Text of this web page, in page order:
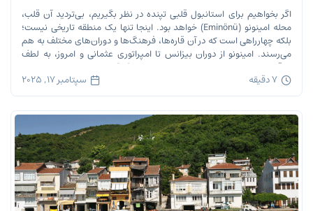
اگر بخواهیم برای استانبول قلبی تپنده در نظر بگیریم، بی‌تردید آن قلب،
محله امینونو (Eminönü) خواهد بود. اینجا تنها یک منطقه تاریخی نیست؛
بلکه چهارراهی است که در آن قاره‌ها، فرهنگ‌ها و دوران‌های مختلف به هم
می‌رسند. امینونو از دوران بیزانس تا امپراتوری عثمانی و امروز، به لطف
موقعیت استراتژیک خود در دهانه خلیج شاخ […]
7 دقیقه سپتامبر 17, 2025